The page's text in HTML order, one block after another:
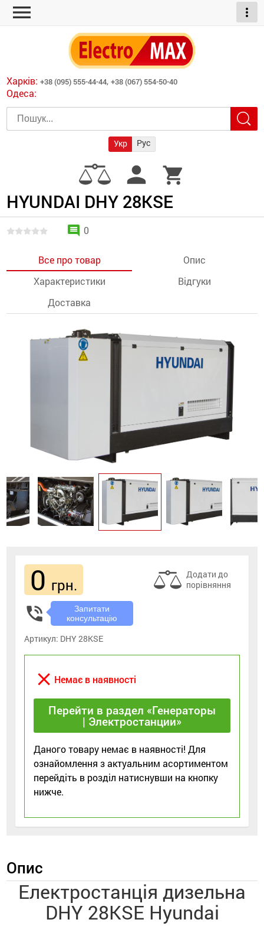
menu more_vert
Харків: +38 (095) 555-44-44, +38 (067) 554-50-40
Одеса:
Укр Рус
person shopping_cart
обігрівачі
машини
для
HYUNDAI DHY 28KSE
comment 0
Все про товар
Опис
Характеристики
Відгуки
Доставка
0 грн.
Додати до
порівняння
phone_in_talk
Запитати
консультацію
Артикул: DHY 28KSE
close Немає в наявності
Перейти в раздел «Генераторы
| Электростанции»
Даного товару немає в наявності! Для
ознайомлення з актуальним асортиментом
перейдіть в розділ натиснувши на кнопку
нижче.
Опис
Електростанція дизельна
DHY 28KSE Hyundai